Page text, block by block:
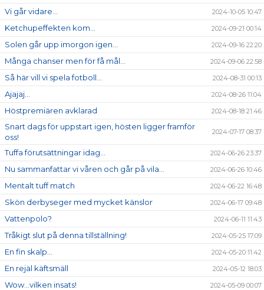
Vi går vidare... 2024-10-05 10:47
Ketchupeffekten kom... 2024-09-21 00:14
Solen går upp imorgon igen... 2024-09-16 22:20
Många chanser men för få mål... 2024-09-06 22:58
Så här vill vi spela fotboll... 2024-08-31 00:13
Ajajaj... 2024-08-26 11:04
Höstpremiären avklarad 2024-08-18 21:46
Snart dags för uppstart igen, hösten ligger framför
oss!
2024-07-17 08:37
Tuffa förutsättningar idag... 2024-06-26 23:37
Nu sammanfattar vi våren och går på vila... 2024-06-26 10:46
Mentalt tuff match 2024-06-22 16:48
Skön derbyseger med mycket känslor 2024-06-17 09:48
Vattenpolo? 2024-06-11 11:43
Tråkigt slut på denna tillställning! 2024-05-25 17:09
En fin skalp... 2024-05-20 11:42
En rejäl käftsmäll 2024-05-12 18:03
Wow...vilken insats! 2024-05-09 00:07